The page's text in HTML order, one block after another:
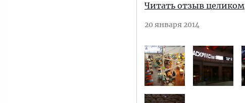
Читать отзыв целиком
20 января 2014